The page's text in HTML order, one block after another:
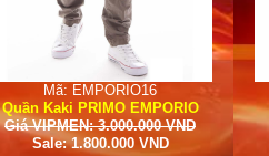
Mã: EMPORIO16
Quần Kaki PRIMO EMPORIO
Giá VIPMEN: 3.000.000 VND
Sale: 1.800.000 VND